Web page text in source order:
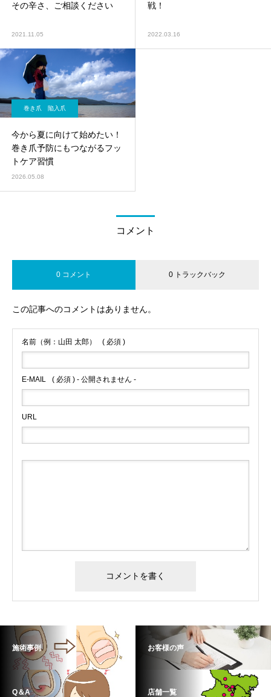
その辛さ、ご相談ください
2021.11.05
戦！
2022.03.16
巻き爪 陥入爪
今から夏に向けて始めたい！
巻き爪予防にもつながるフッ
トケア習慣
2026.05.08
コメント
0 コメント 0 トラックバック
この記事へのコメントはありません。
名前（例：山田 太郎） ( 必須 )
E-MAIL ( 必須 ) - 公開されません -
URL
施術事例 お客様の声
Q＆A 店舗一覧